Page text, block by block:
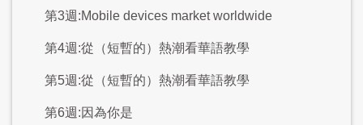
第3週:Mobile devices market worldwide
第4週:從（短暫的）熱潮看華語教學
第5週:從（短暫的）熱潮看華語教學
第6週:因為你是